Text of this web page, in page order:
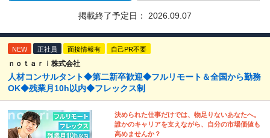
掲載終了予定日： 2026.09.07
NEW 正社員 面接情報有 自己PR不要
ｎｏｔａｒｉ株式会社
人材コンサルタント◆第二新卒歓迎◆フルリモート＆全国から勤務
OK◆残業月10h以内◆フレックス制
決められた仕事だけでは、物足りないあなたへ。
誰かのキャリアを支えながら、自分の市場価値も
高めませんか？